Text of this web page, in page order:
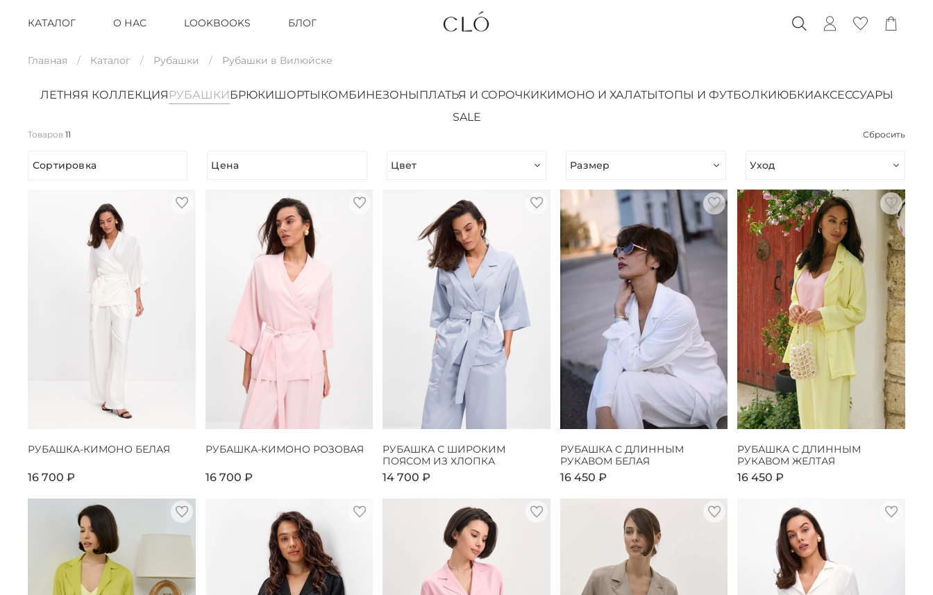
КАТАЛОГ О НАС LOOKBOOKS БЛОГ
Главная Каталог Рубашки Рубашки в Вилюйске
ЛЕТНЯЯ КОЛЛЕКЦИЯ РУБАШКИБРЮКИШОРТЫ КОМБИНЕЗОНЫ ПЛАТЬЯ И СОРОЧКИКИМОНО И ХАЛАТЫТОПЫ И ФУТБОЛКИЮБКИАКСЕССУАРЫ
SALE
Товаров 11 Сбросить
Сортировка Цена Цвет Размер Уход
РУБАШКА-КИМОНО БЕЛАЯ
16 700 ₽
РУБАШКА-КИМОНО РОЗОВАЯ
16 700 ₽
РУБАШКА С ШИРОКИМ
ПОЯСОМ ИЗ ХЛОПКА
14 700 ₽
РУБАШКА С ДЛИННЫМ
РУКАВОМ БЕЛАЯ
16 450 ₽
РУБАШКА С ДЛИННЫМ
РУКАВОМ ЖЕЛТАЯ
16 450 ₽